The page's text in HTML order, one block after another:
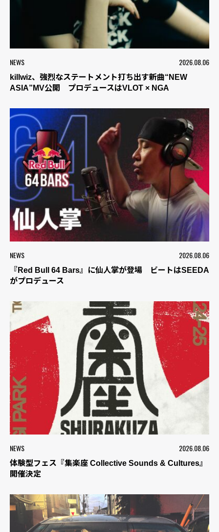
NEWS 2026.08.06
killwiz、強烈なステートメント打ち出す新曲“NEW
ASIA”MV公開 プロデュースはVLOT × NGA
NEWS 2026.08.06
『Red Bull 64 Bars』に仙人掌が登場 ビートはSEEDA
がプロデュース
NEWS 2026.08.06
体験型フェス『集楽座 Collective Sounds & Cultures』
開催決定